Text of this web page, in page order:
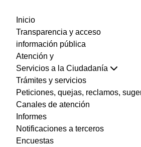
Inicio
Transparencia y acceso
información pública
Atención y
Servicios a la Ciudadanía
Trámites y servicios
Peticiones, quejas, reclamos,
Canales de atención
Informes
Notificaciones a terceros
Encuestas